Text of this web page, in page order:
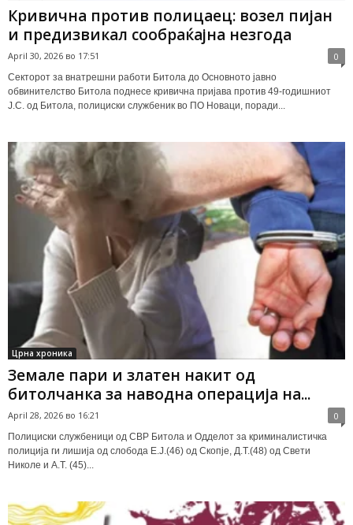
Кривична против полицаец: возел пијан
и предизвикал сообраќајна незгода
April 30, 2026 во 17:51 0
Секторот за внатрешни работи Битола до Основното јавно
обвинителство Битола поднесе кривична пријава против 49-годишниот
Ј.С. од Битола, полициски службеник во ПО Новаци, поради...
Црна хроника
Земале пари и златен накит од
битолчанка за наводна операција на...
April 28, 2026 во 16:21 0
Полициски службеници од СВР Битола и Одделот за криминалистичка
полиција ги лишија од слобода Е.Ј.(46) од Скопје, Д.Т.(48) од Свети
Николе и А.Т. (45)...